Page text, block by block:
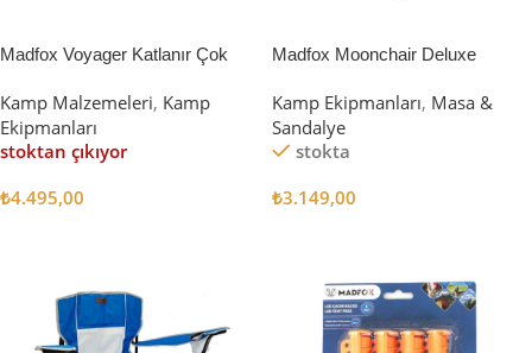
Madfox Voyager Katlanır Çok
[Vagon] BLACK
Kamp Malzemeleri, Kamp
Ekipmanları
stoktan çıkıyor
₺4.495,00
Madfox Moonchair Deluxe
Siyah/Gri
Kamp Ekipmanları, Masa &
Sandalye
stokta
₺3.149,00